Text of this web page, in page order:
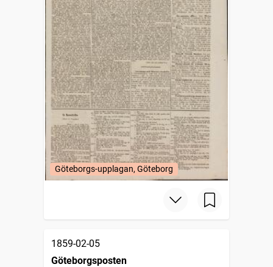
Göteborgs-upplagan, Göteborg
1859-02-05
Göteborgsposten